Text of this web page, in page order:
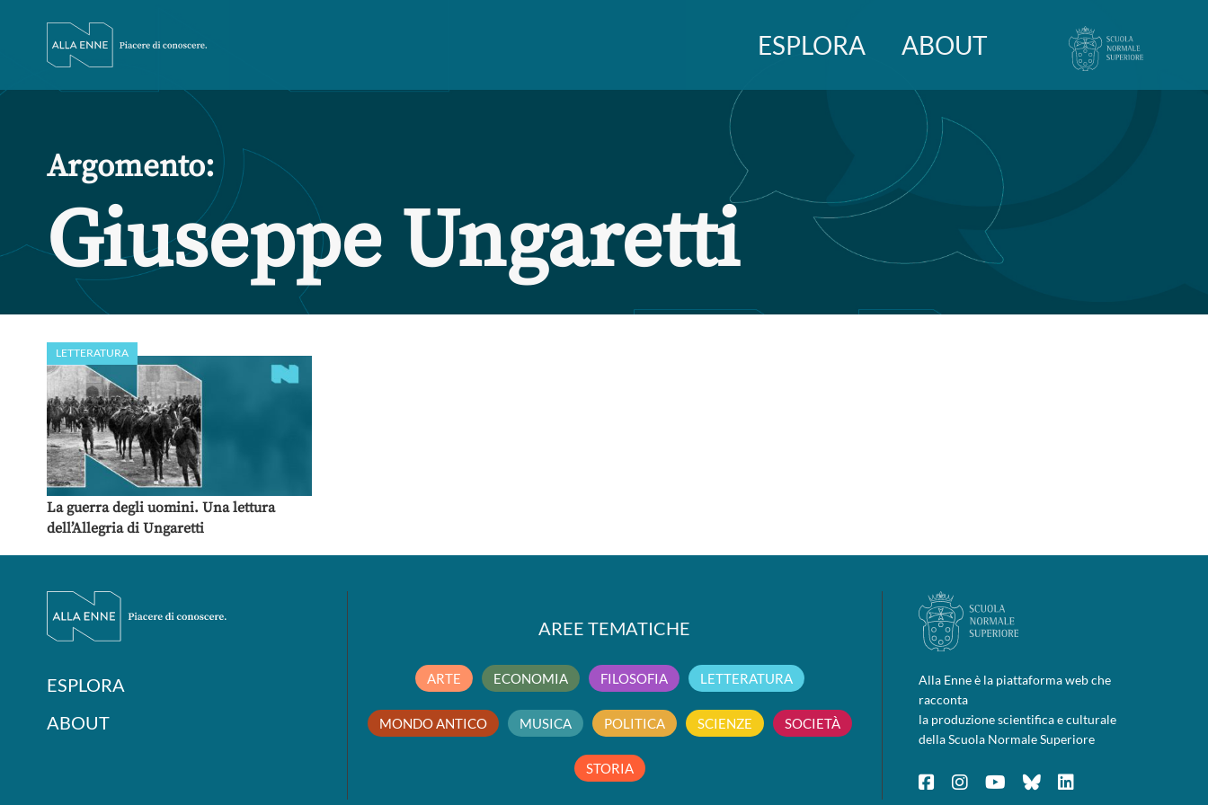
ESPLORA ABOUT
Argomento:
Giuseppe Ungaretti
LETTERATURA
La guerra degli uomini. Una lettura
dell’Allegria di Ungaretti
ESPLORA
ABOUT
AREE TEMATICHE
ARTE ECONOMIA FILOSOFIA LETTERATURA
MONDO ANTICO MUSICA POLITICA SCIENZE SOCIETÀ
STORIA
Alla Enne è la piattaforma web che
racconta
la produzione scientifica e culturale
della Scuola Normale Superiore